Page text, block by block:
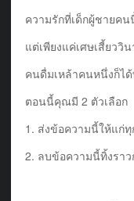
ความรักที่เด็กผู้ชายค
แต่เพียงแค่เศษเสี้ยววิ
คนดื่มเหล้าคนหนึ่งก็ได้
ตอนนี้คุณมี 2 ตัวเลือก
1. ส่งข้อความนี้ให้แก่
2. ลบข้อความนี้ทิ้งรา